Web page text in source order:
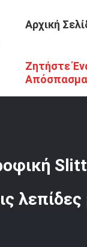
Αρχική
Ζητήστε
Απόσπασμα
Προϊόντα /